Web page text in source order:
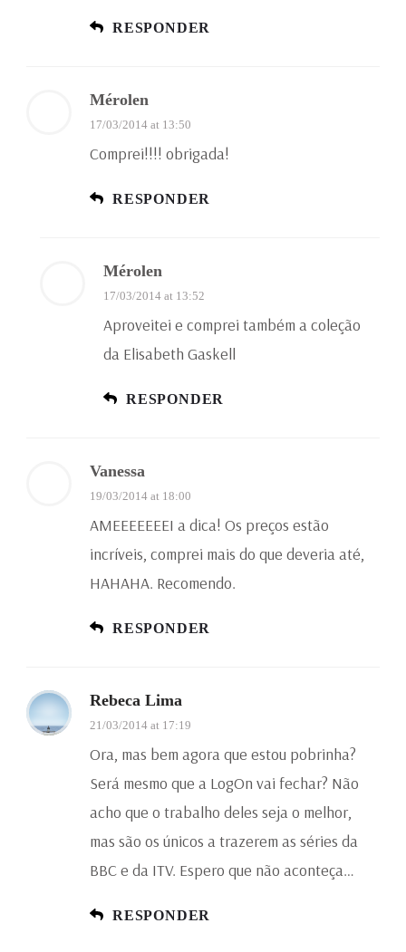
RESPONDER
Mérolen
17/03/2014 at 13:50
Comprei!!!! obrigada!
RESPONDER
Mérolen
17/03/2014 at 13:52
Aproveitei e comprei também a coleção
da Elisabeth Gaskell
RESPONDER
Vanessa
19/03/2014 at 18:00
AMEEEEEEEI a dica! Os preços estão
incríveis, comprei mais do que deveria até,
HAHAHA. Recomendo.
RESPONDER
Rebeca Lima
21/03/2014 at 17:19
Ora, mas bem agora que estou pobrinha?
Será mesmo que a LogOn vai fechar? Não
acho que o trabalho deles seja o melhor,
mas são os únicos a trazerem as séries da
BBC e da ITV. Espero que não aconteça…
RESPONDER